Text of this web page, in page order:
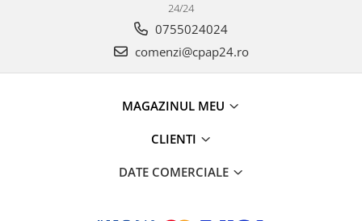
24/24
0755024024
comenzi@cpap24.ro
MAGAZINUL MEU
CLIENTI
DATE COMERCIALE